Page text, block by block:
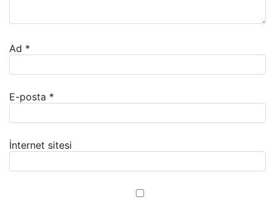
Ad *
E-posta *
İnternet sitesi